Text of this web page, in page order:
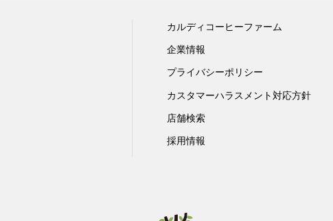
カルディコーヒーファーム
企業情報
プライバシーポリシー
カスタマーハラスメント対応方針
店舗検索
採用情報